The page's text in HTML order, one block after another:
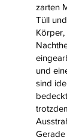
zarten
Tüll
Körper,
und
sind
Gerade